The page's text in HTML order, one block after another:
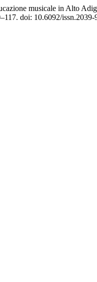
musicale in Alto
doi: 10.6092/